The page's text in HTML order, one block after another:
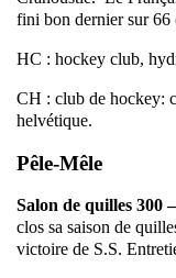
fini bon dernier sur
HC : hockey club,
CH : club de hockey:
helvétique.
Pêle-Mêle
Salon de quilles 300 –
clos sa saison de
victoire de S.S.